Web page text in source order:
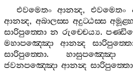
එවමෙතං
ආනන්‍ද,එවමෙතං
ආනන්‍ද, අබාලස‍්ස අදුට‍්ඨස‍්ස
සාරිපුත‍්තො න රුච‍්චෙය්‍ය.
මහාපඤ‍්ඤො
ආනන්‍ද
සාරිපුත‍්තො. හාසුපඤ‍්ඤො
ජවනපඤ‍්ඤො ආනන්‍ද සාරිපුත‍්තො